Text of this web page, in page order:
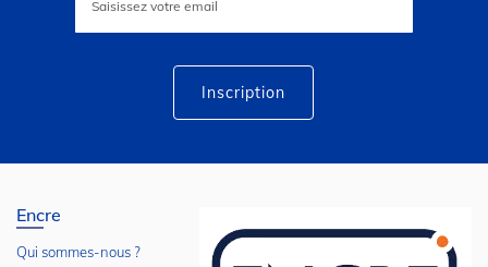
lettre
Inscription
Encre
Qui sommes-nous ?